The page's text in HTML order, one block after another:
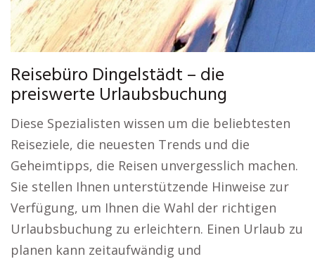
Reisebüro Dingelstädt – die
preiswerte Urlaubsbuchung
Diese Spezialisten wissen um die beliebtesten
Reiseziele, die neuesten Trends und die
Geheimtipps, die Reisen unvergesslich machen.
Sie stellen Ihnen unterstützende Hinweise zur
Verfügung, um Ihnen die Wahl der richtigen
Urlaubsbuchung zu erleichtern. Einen Urlaub zu
planen kann zeitaufwändig und